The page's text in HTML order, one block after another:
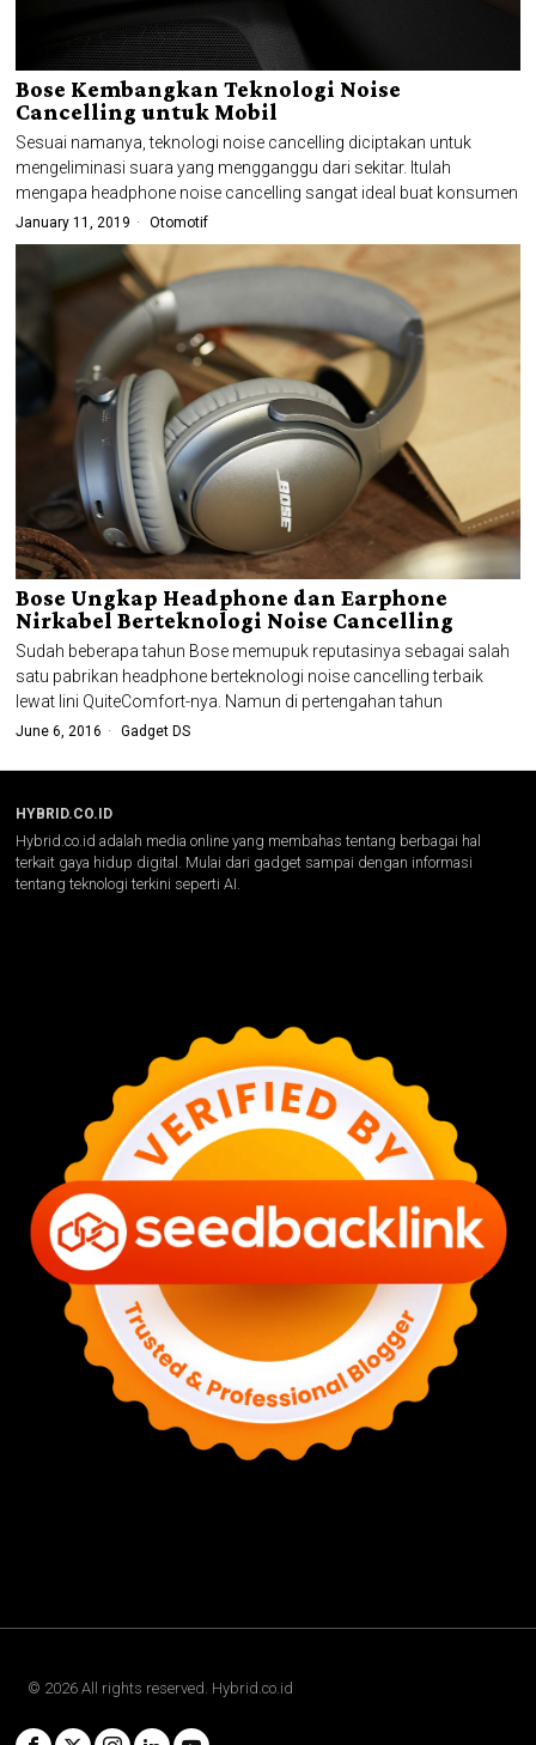
Bose Kembangkan Teknologi Noise
Cancelling untuk Mobil
Sesuai namanya, teknologi noise cancelling diciptakan untuk
mengeliminasi suara yang mengganggu dari sekitar. Itulah
mengapa headphone noise cancelling sangat ideal buat konsumen
January 11, 2019 Otomotif
Bose Ungkap Headphone dan Earphone
Nirkabel Berteknologi Noise Cancelling
Sudah beberapa tahun Bose memupuk reputasinya sebagai salah
satu pabrikan headphone berteknologi noise cancelling terbaik
lewat lini QuiteComfort-nya. Namun di pertengahan tahun
June 6, 2016 Gadget DS
HYBRID.CO.ID
Hybrid.co.id adalah media online yang membahas tentang berbagai hal
terkait gaya hidup digital. Mulai dari gadget sampai dengan informasi
tentang teknologi terkini seperti AI.
© 2026 All rights reserved. Hybrid.co.id